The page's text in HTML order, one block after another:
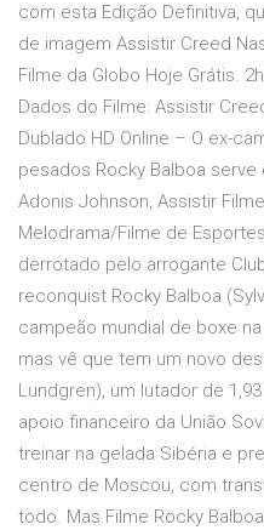
com esta Edição Definitiva,
de imagem Assistir Creed
Filme da Globo Hoje Grátis.
Dados do Filme: Assistir
Dublado HD Online – O ex-
pesados Rocky Balboa
Adonis Johnson, Assistir
Melodrama/Filme de
derrotado pelo arrogante
reconquist Rocky Balboa
campeão mundial de boxe
mas vê que tem um novo
Lundgren), um lutador de
apoio financeiro da União
treinar na gelada Sibéria e
centro de Moscou, com
todo. Mas Filme Rocky